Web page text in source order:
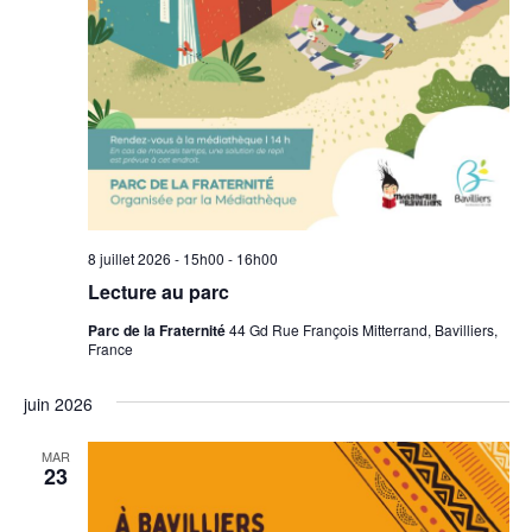
Lecture au parc
8 juillet 2026 - 15h00 - 16h00
Parc de la Fraternité44 Gd Rue François Mitterrand, Bavilliers,
France
juin 2026
MAR
23